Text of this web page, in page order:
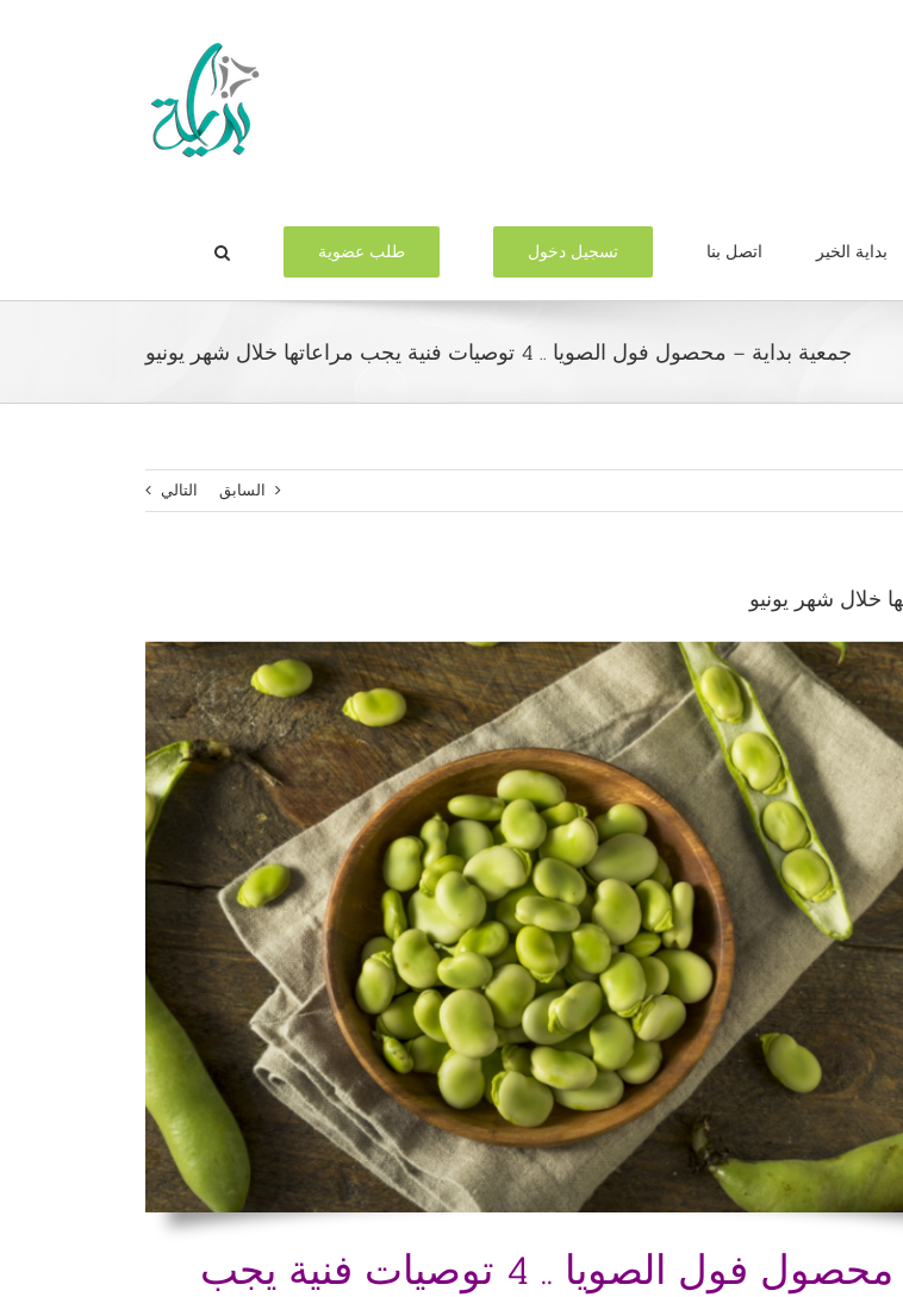
بداية الخير اتصل بنا تسجيل دخول طلب عضوية
جمعية بداية – محصول فول الصويا .. 4 توصيات فنية يجب مراعاتها خلال شهر يونيو
السابق التالي
جمعية بداية – محصول فول الصويا .. 4 توصيات فنية يجب